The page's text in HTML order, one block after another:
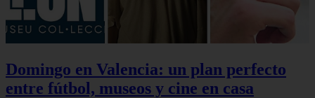
Domingo en Valencia: un plan perfecto
entre fútbol, museos y cine en casa